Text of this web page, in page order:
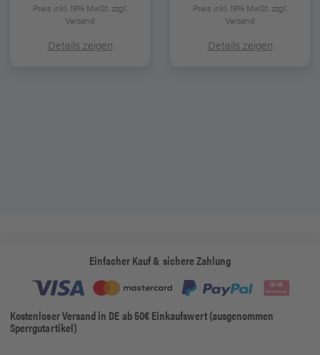
Preis inkl. 19% MwSt.zzgl.
Versand
Details zeigen
Preis inkl. 19% MwSt.zzgl.
Versand
Details zeigen
Einfacher Kauf & sichere Zahlung
Kostenloser Versand in DE ab 50€ Einkaufswert (ausgenommen
Sperrgutartikel)